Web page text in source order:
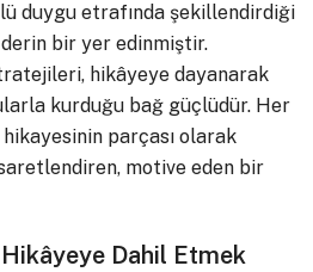
duygu etrafında şekillendirdiği
bir yer edinmiştir.
hikâyeye dayanarak
kurduğu bağ güçlüdür. Her
parçası olarak
motive eden bir
Hikâyeye Dahil Etmek